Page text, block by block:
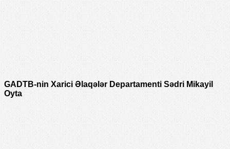
GADTB-nin Xarici Əlaqələr Departamenti Sədri Mikayil
Oyta